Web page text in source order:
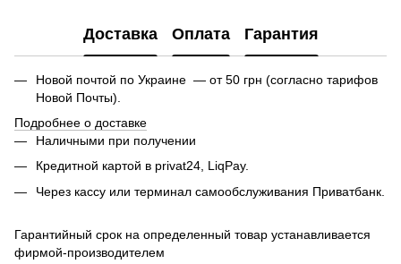
Доставка Оплата Гарантия
Новой почтой по Украине — от 50 грн (согласно тарифов
Новой Почты).
Подробнее о доставке
Наличными при получении
Кредитной картой в privat24, LiqPay.
Через кассу или терминал самообслуживания Приватбанк.
Гарантийный срок на определенный товар устанавливается
фирмой-производителем